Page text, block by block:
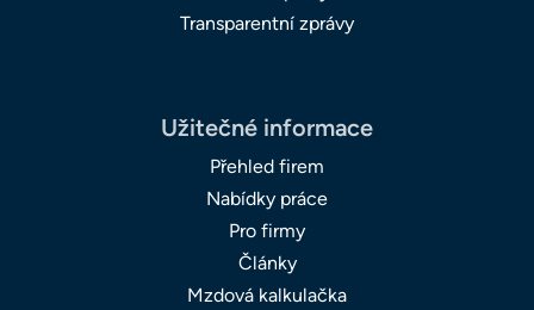
Transparentní zprávy
Užitečné informace
Přehled firem
Nabídky práce
Pro firmy
Články
Mzdová kalkulačka